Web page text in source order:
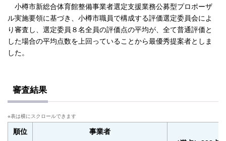
小樽市新総合体育館整備事業者選定支援業務公募型プロポーザ
ル実施要領に基づき、小樽市職員で構成する評価選定委員会によ
り審査し、選定委員８名全員の評価点の平均が、全て普通評価と
した場合の平均点数を上回っていることから最優秀提案者としま
した。
審査結果
順位
事業者